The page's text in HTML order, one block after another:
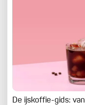
De ijskoffie-gids: